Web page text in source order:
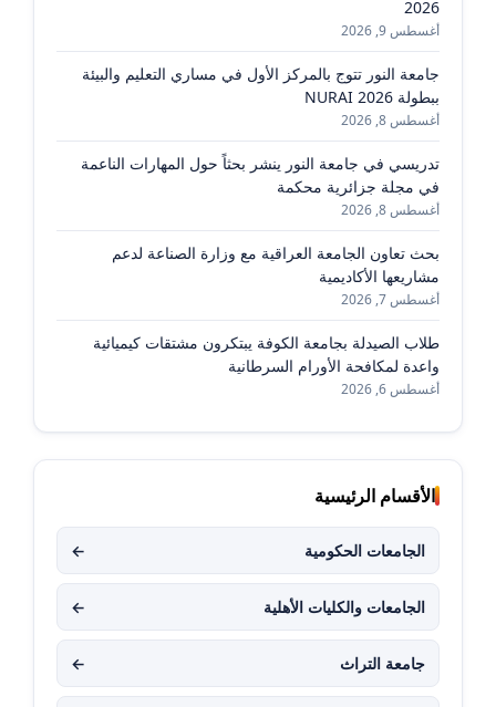
2026
أغسطس 9, 2026
جامعة النور تتوج بالمركز الأول في مساري التعليم والبيئة
ببطولة NURAI 2026
أغسطس 8, 2026
تدريسي في جامعة النور ينشر بحثاً حول المهارات الناعمة
في مجلة جزائرية محكمة
أغسطس 8, 2026
بحث تعاون الجامعة العراقية مع وزارة الصناعة لدعم
مشاريعها الأكاديمية
أغسطس 7, 2026
طلاب الصيدلة بجامعة الكوفة يبتكرون مشتقات كيميائية
واعدة لمكافحة الأورام السرطانية
أغسطس 6, 2026
الأقسام الرئيسية
الجامعات الحكومية ←
الجامعات والكليات الأهلية ←
جامعة التراث ←